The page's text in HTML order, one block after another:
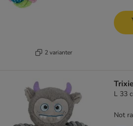
2 varianter
L 33
Not